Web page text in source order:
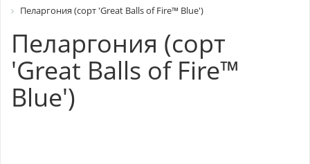
Пеларгония (сорт 'Great Balls of Fire™ Blue')
Пеларгония (сорт
'Great Balls of Fire™
Blue')